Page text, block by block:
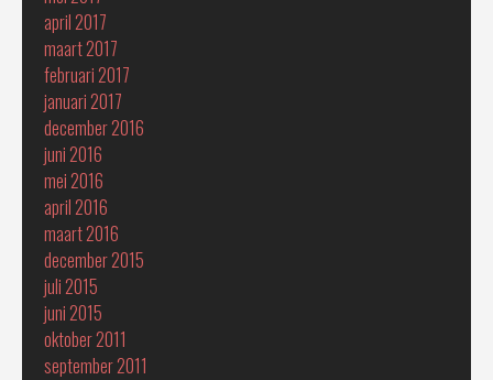
april 2017
maart 2017
februari 2017
januari 2017
december 2016
juni 2016
mei 2016
april 2016
maart 2016
december 2015
juli 2015
juni 2015
oktober 2011
september 2011